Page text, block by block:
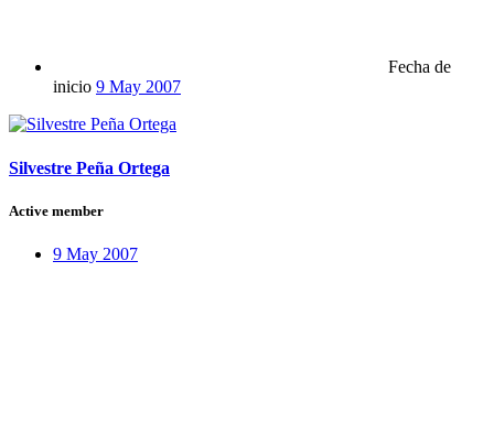
Fecha de
inicio 9 May 2007
Silvestre Peña Ortega
Active member
9 May 2007